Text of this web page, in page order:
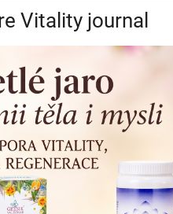
Vitality journal